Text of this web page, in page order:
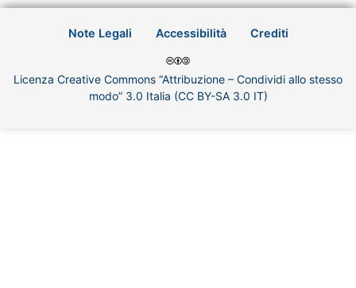
Note Legali Accessibilità Crediti
Licenza Creative Commons “Attribuzione – Condividi allo stesso
modo” 3.0 Italia (CC BY-SA 3.0 IT)